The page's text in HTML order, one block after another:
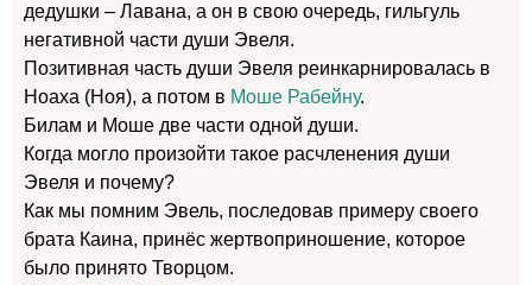
дедушки – Лавана, а он в свою очередь, гильгуль
негативной части души Эвеля.
Позитивная часть души Эвеля реинкарнировалась в
Ноаха (Ноя), а потом в Моше Рабейну.
Билам и Моше две части одной души.
Когда могло произойти такое расчленения души
Эвеля и почему?
Как мы помним Эвель, последовав примеру своего
брата Каина, принёс жертвоприношение, которое
было принято Творцом.